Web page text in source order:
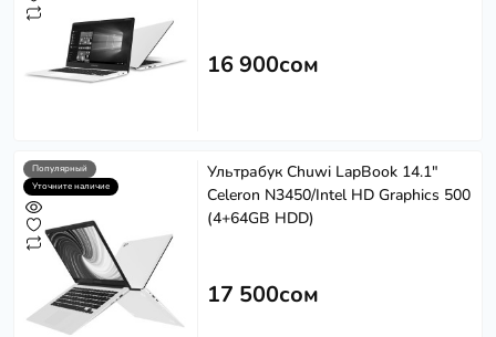
16 900сом
Популярный
Уточните наличие
Ультрабук Chuwi LapBook 14.1"
Celeron N3450/Intel HD Graphics 500
(4+64GB HDD)
17 500сом